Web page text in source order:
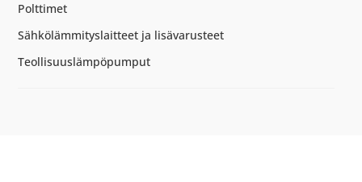
Polttimet
Sähkölämmityslaitteet ja lisävarusteet
Teollisuuslämpöpumput